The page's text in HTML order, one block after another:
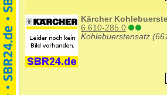
Kärcher
6.610-285.0
Kohlebuerstensatz